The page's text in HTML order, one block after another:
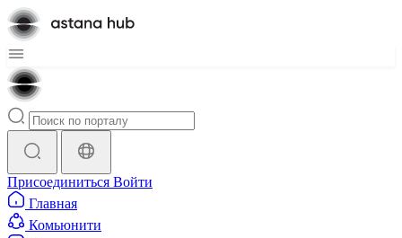
Присоединиться Войти
Главная
Комьюнити